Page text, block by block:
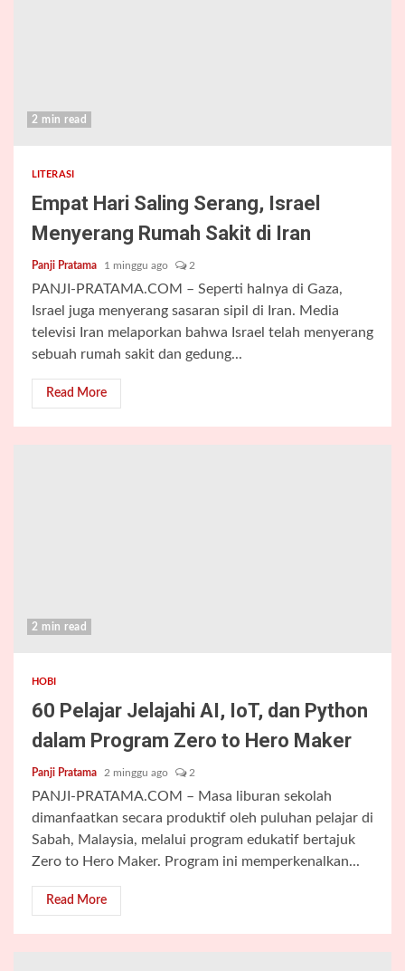
2 min read
LITERASI
Empat Hari Saling Serang, Israel
Menyerang Rumah Sakit di Iran
Panji Pratama 1 minggu ago 2
PANJI-PRATAMA.COM – Seperti halnya di Gaza,
Israel juga menyerang sasaran sipil di Iran. Media
televisi Iran melaporkan bahwa Israel telah menyerang
sebuah rumah sakit dan gedung...
Read More
2 min read
HOBI
60 Pelajar Jelajahi AI, IoT, dan Python
dalam Program Zero to Hero Maker
Panji Pratama 2 minggu ago 2
PANJI-PRATAMA.COM – Masa liburan sekolah
dimanfaatkan secara produktif oleh puluhan pelajar di
Sabah, Malaysia, melalui program edukatif bertajuk
Zero to Hero Maker. Program ini memperkenalkan...
Read More